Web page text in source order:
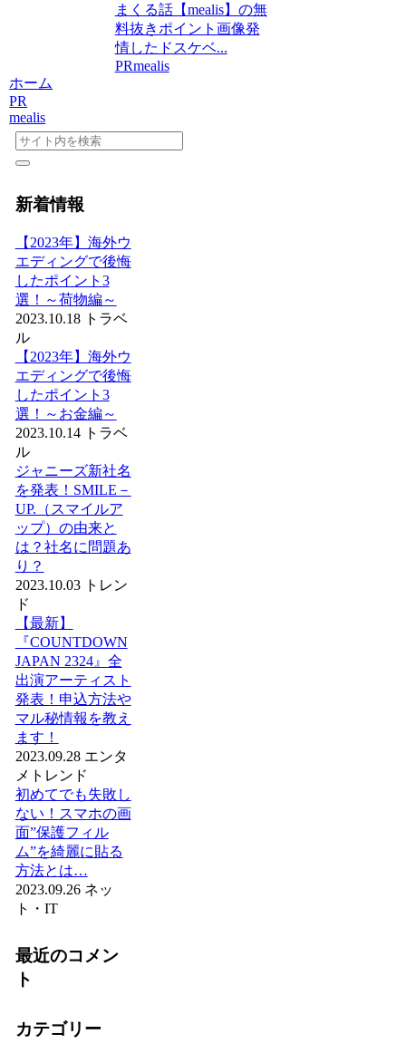
まくる話【mealis】の無
料抜きポイント画像発
情したドスケベ...
PRmealis
ホーム
PR
mealis
新着情報
【2023年】海外ウ
エディングで後悔
したポイント3
選！～荷物編～
2023.10.18
トラベ
ル
【2023年】海外ウ
エディングで後悔
したポイント3
選！～お金編～
2023.10.14
トラベ
ル
ジャニーズ新社名
を発表！SMILE－
UP.（スマイルア
ップ）の由来と
は？社名に問題あ
り？
2023.10.03
トレン
ド
【最新】
『COUNTDOWN
JAPAN 2324』全
出演アーティスト
発表！申込方法や
マル秘情報を教え
ます！
2023.09.28 エンタ
メ トレンド
初めてでも失敗し
ない！スマホの画
面”保護フィル
ム”を綺麗に貼る
方法とは…
2023.09.26 ネッ
ト・IT
最近のコメン
ト
カテゴリー